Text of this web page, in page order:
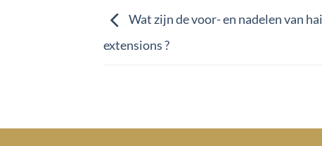
Wat zijn de voor- en nadelen van
extensions ?